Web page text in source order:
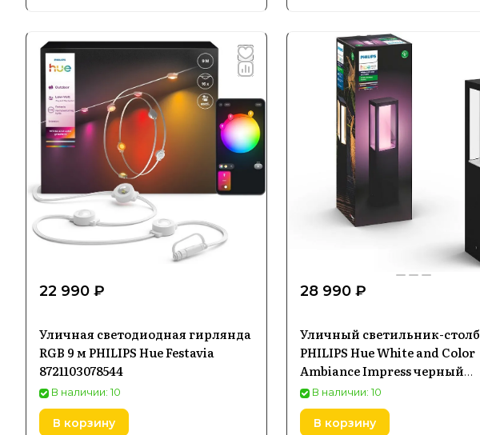
22 990 ₽
Уличная светодиодная гирлянда
RGB 9 м PHILIPS Hue Festavia
8721103078544
В наличии: 10
В корзину
28 990 ₽
Уличный светильник-столб
PHILIPS Hue White and Color
Ambiance Impress черный
1743130P7
В наличии: 10
В корзину